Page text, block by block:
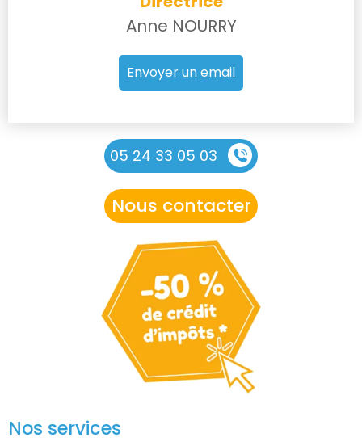
Anne NOURRY
Envoyer un email
05 24 33 05 03
Nous contacter
Nos services